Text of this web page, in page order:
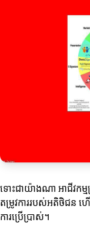
ទោះជាយ៉ាងណា អាជីវកម្ម
តម្រូវការរបស់អតិថិជន ហ
ការប្រើប្រាស់។